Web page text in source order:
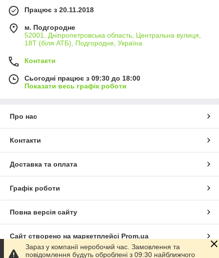
Працює з 20.11.2018
м. Подгородне
52001, Дніпропетровська область, Центральна вулиця,
18Т (біля АТБ), Подгородне, Україна
Контакти
Сьогодні працює з 09:30 до 18:00
Показати весь графік роботи
Про нас
Контакти
Доставка та оплата
Графік роботи
Повна версія сайту
Сайт створено на маркетплейсі Prom.ua
Зараз у компанії неробочий час. Замовлення та
повідомлення будуть оброблені з 09:30 найближчого